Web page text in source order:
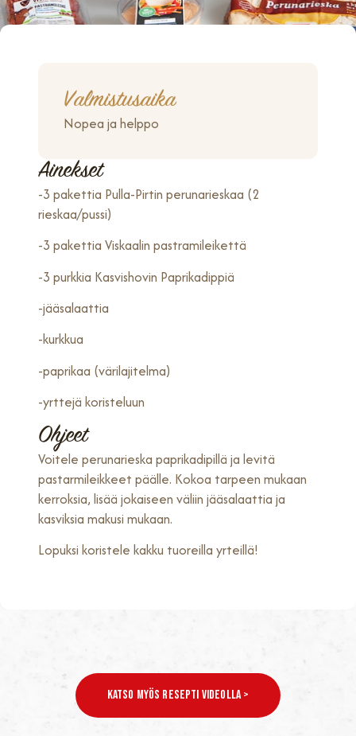
Valmistusaika
Nopea ja helppo
Ainekset
-3 pakettia Pulla-Pirtin perunarieskaa (2
rieskaa/pussi)
-3 pakettia Viskaalin pastramileikettä
-3 purkkia Kasvishovin Paprikadippiä
-jääsalaattia
-kurkkua
-paprikaa (värilajitelma)
-yrttejä koristeluun
Ohjeet
Voitele perunarieska paprikadipillä ja levitä
pastarmileikkeet päälle. Kokoa tarpeen mukaan
kerroksia, lisää jokaiseen väliin jääsalaattia ja
kasviksia makusi mukaan.
Lopuksi koristele kakku tuoreilla yrteillä!
Katso Myös Resepti Videolla >